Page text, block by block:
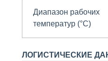
Диапазон рабочих
температур (°C)
ЛОГИСТИЧЕСКИЕ